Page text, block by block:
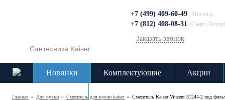
Сантехника Kaiser
+7 (499) 409-60-49 (Москва)
+7 (812) 408-08-31 (Санкт-
Заказать звонок
Новинки Комплектующие Акции
Главная » Для кухни » Cмеситель для кухни kaiser » Смеситель Kaiser Vincent 31244-2 под